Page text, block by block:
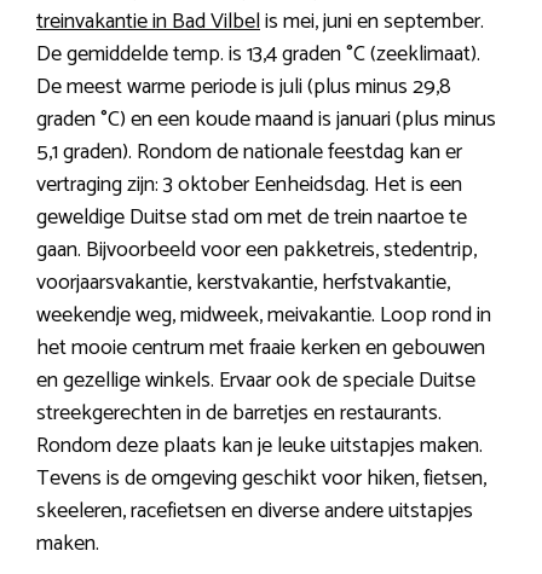
treinvakantie in Bad Vilbelis mei, juni en september.
De gemiddelde temp. is 13,4 graden °C (zeeklimaat).
De meest warme periode is juli (plus minus 29,8
graden °C) en een koude maand is januari (plus minus
5,1 graden). Rondom de nationale feestdag kan er
vertraging zijn: 3 oktober Eenheidsdag. Het is een
geweldige Duitse stad om met de trein naartoe te
gaan. Bijvoorbeeld voor een pakketreis, stedentrip,
voorjaarsvakantie, kerstvakantie, herfstvakantie,
weekendje weg, midweek, meivakantie. Loop rond in
het mooie centrum met fraaie kerken en gebouwen
en gezellige winkels. Ervaar ook de speciale Duitse
streekgerechten in de barretjes en restaurants.
Rondom deze plaats kan je leuke uitstapjes maken.
Tevens is de omgeving geschikt voor hiken, fietsen,
skeeleren, racefietsen en diverse andere uitstapjes
maken.